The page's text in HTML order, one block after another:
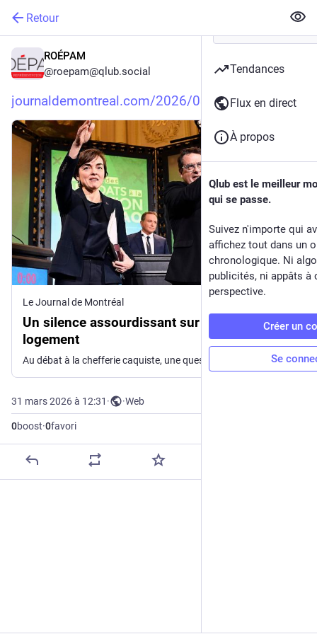
Retour
ROÉPAM
@roepam@qlub.social
journaldemontreal.com/2026/03/
Le Journal de Montréal
Un silence assourdissant sur la crise du
logement
Au débat à la chefferie caquiste, une question a porté sur la crise du logement, mais les deux candidats ont surtout parlé d’accès à la propriété.
31 mars 2026 à 12:31 · ·Web
0boost·0favori
Tendances
Flux en direct
À propos
Qlub est le meilleur
qui se passe.
Suivez n'importe qui
affichez tout dans un
chronologique. Ni
publicités, ni appâts à
perspective.
Créer un
Se